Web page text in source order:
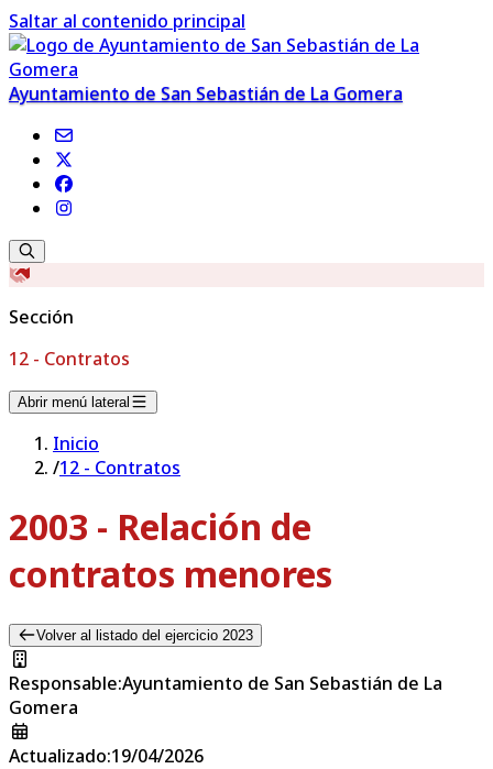
Saltar al contenido principal
Ayuntamiento de San Sebastián de La Gomera
Sección
12 - Contratos
Abrir menú lateral
Inicio
/12 - Contratos
2003 - Relación de
contratos menores
Volver al listado del ejercicio 2023
Responsable:Ayuntamiento de San Sebastián de La
Gomera
Actualizado:19/04/2026